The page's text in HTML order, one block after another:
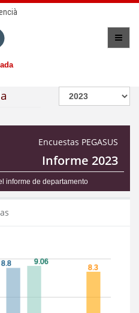
Encuestas PEGASUS
Informe 2023
informe de departamento